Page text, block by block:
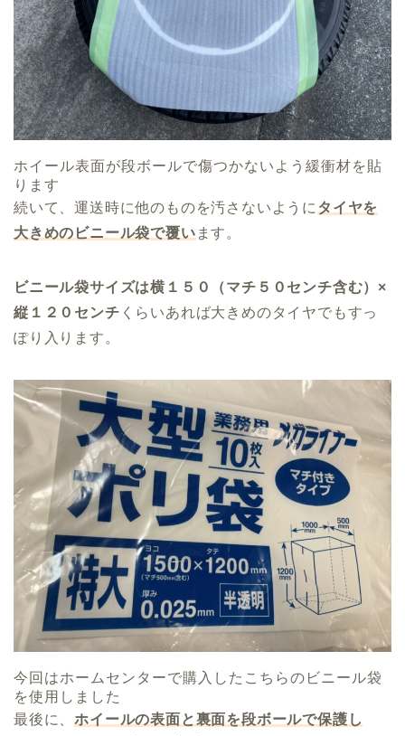
ホイール表面が段ボールで傷つかないよう緩衝材を貼
ります
続いて、運送時に他のものを汚さないように タイヤを
大きめのビニール袋で覆い ます。
ビニール袋サイズは横１５０（マチ５０センチ含む）×
縦１２０センチ くらいあれば大きめのタイヤでもすっ
ぽり入ります。
今回はホームセンターで購入したこちらのビニール袋
を使用しました
最後に、ホイールの表面と裏面を段ボールで保護し